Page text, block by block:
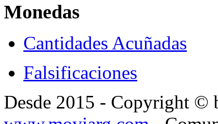
Monedas
Cantidades Acuñadas
Falsificaciones
Desde 2015 - Copyright ©